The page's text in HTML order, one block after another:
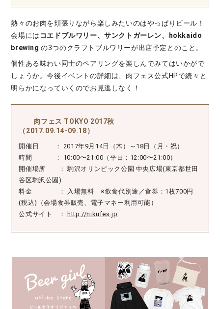
熱々のお肉を頬張りながら楽しみたいのはやっぱりビール！
会場には コエドブルワリー、サンクトガーレン、hokkaido
brewing の3つのクラフトブルワリーが出店予定とのこと。
個性ある味わい同士のペアリングを楽しんでみてはいかがで
しょうか。今後イベントの詳細は、肉フェス公式HPで続々と
明らかになっていくのでお見逃しなく！
肉フェス TOKYO 2017秋
（2017.09.14-09.18）
開催日 ： 2017年9月14日（木）～18日（月・祝）
時間 ： 10:00〜21:00（平日：12:00〜21:00）
開催場所 ： 駒沢オリンピック公園 中央広場(東京都世田
谷区駒沢公園)
料金 ： 入場無料 ※飲食代別途／食券：1枚700円
(税込)（会場食券販売、電子マネー利用可能）
公式サイト ：
http://nikufes.jp